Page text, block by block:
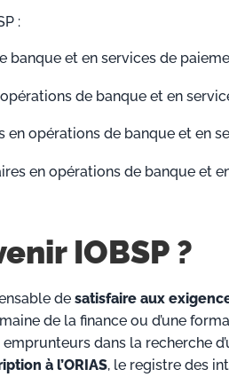
:
banque et en services de
de banque et en
en opérations de banque et en
en opérations de banque et
IOBSP ?
de satisfaire aux
de la finance ou d’une
dans la recherche
à l’ORIAS, le registre des